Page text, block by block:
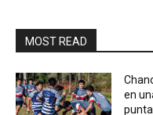
MOST READ
en